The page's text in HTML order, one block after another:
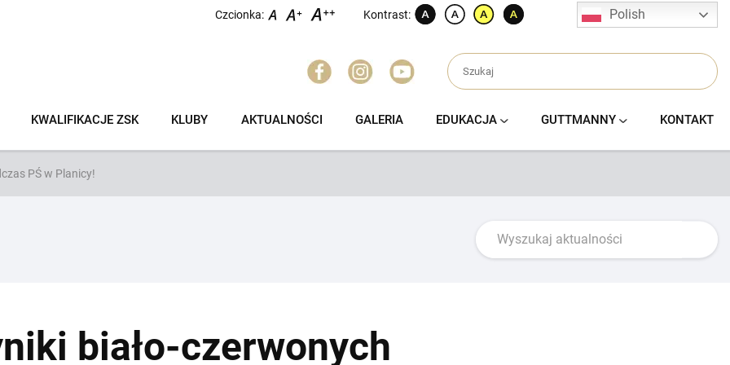
Czcionka: Kontrast: Polish
KWALIFIKACJE ZSK KLUBY AKTUALNOŚCI GALERIA EDUKACJA GUTTMANNY KONTAKT
PŚ w Planicy!
biało-czerwonych